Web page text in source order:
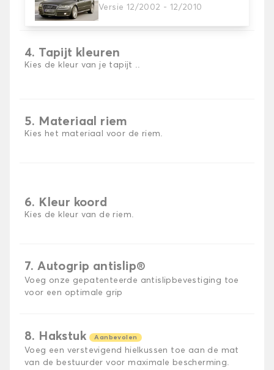
Versie 12/2002 - 12/2010
Selecteer het aantal automatten dat je nodig hebt.
4. Tapijt kleuren
Kies de kleur van je tapijt ..
5. Materiaal riem
Kies het materiaal voor de riem.
6. Kleur koord
Kies de kleur van de riem.
7. Autogrip antislip®
Voeg onze gepatenteerde antislipbevestiging toe
voor een optimale grip
8. Hakstuk Aanbevolen
Voeg een verstevigend hielkussen toe aan de mat
van de bestuurder voor maximale bescherming.